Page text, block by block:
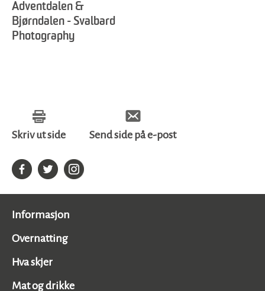
Adventdalen &
Bjørndalen - Svalbard
Photography
Skriv ut side Send side på e-post
Informasjon
Overnatting
Hva skjer
Mat og drikke